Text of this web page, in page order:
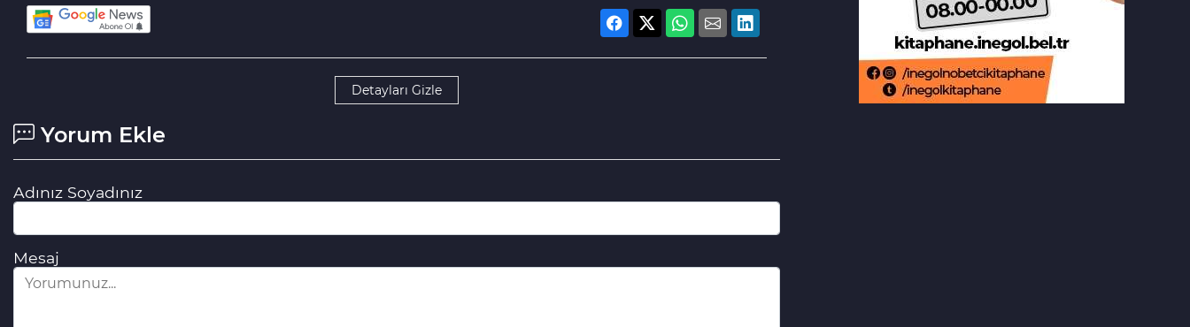
Detayları Gizle
Yorum Ekle
Adınız Soyadınız
Mesaj
saniye kameraya yansıdı
Beğendiği takıları çaldı, kameraya
işte böyle yakalandı